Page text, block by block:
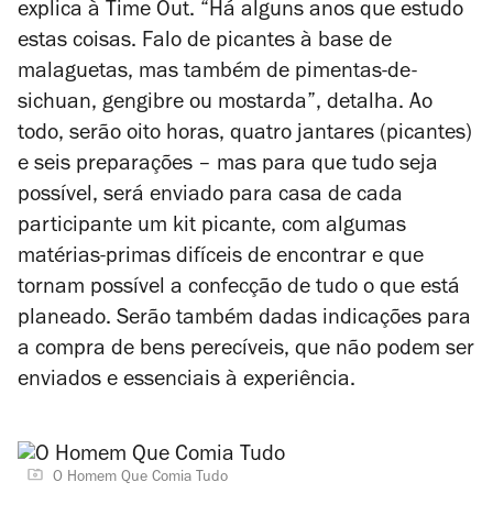
explica à Time Out. “Há alguns anos que estudo
estas coisas. Falo de picantes à base de
malaguetas, mas também de pimentas-de-
sichuan, gengibre ou mostarda”, detalha. Ao
todo, serão oito horas, quatro jantares (picantes)
e seis preparações – mas para que tudo seja
possível, será enviado para casa de cada
participante um kit picante, com algumas
matérias-primas difíceis de encontrar e que
tornam possível a confecção de tudo o que está
planeado. Serão também dadas indicações para
a compra de bens perecíveis, que não podem ser
enviados e essenciais à experiência.
O Homem Que Comia Tudo